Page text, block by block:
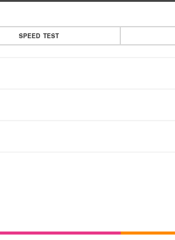
SPEED TEST